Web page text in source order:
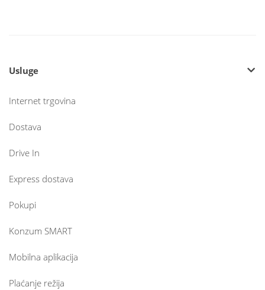
Usluge
Internet trgovina
Dostava
Drive In
Express dostava
Pokupi
Konzum SMART
Mobilna aplikacija
Plaćanje režija